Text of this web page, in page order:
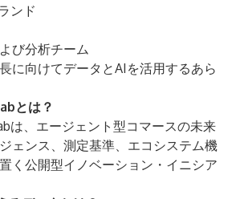
ンド
び分析チーム
に向けてデータとAIを活用するあら
とは？
は、エージェント型コマースの未来
ェンス、測定基準、エコシステム機
く公開型イノベーション・イニシア